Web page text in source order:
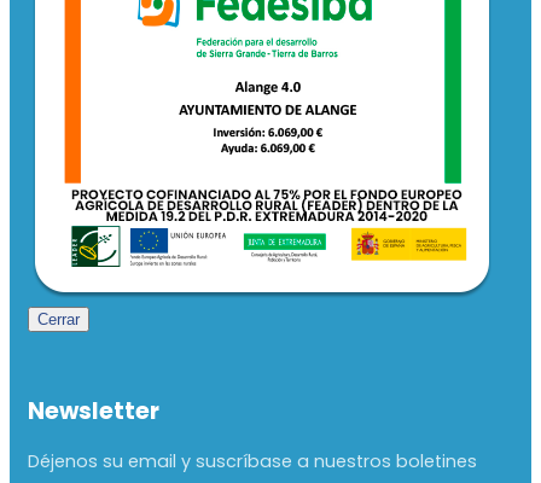
Cerrar
Newsletter
Déjenos su email y suscríbase a nuestros boletines